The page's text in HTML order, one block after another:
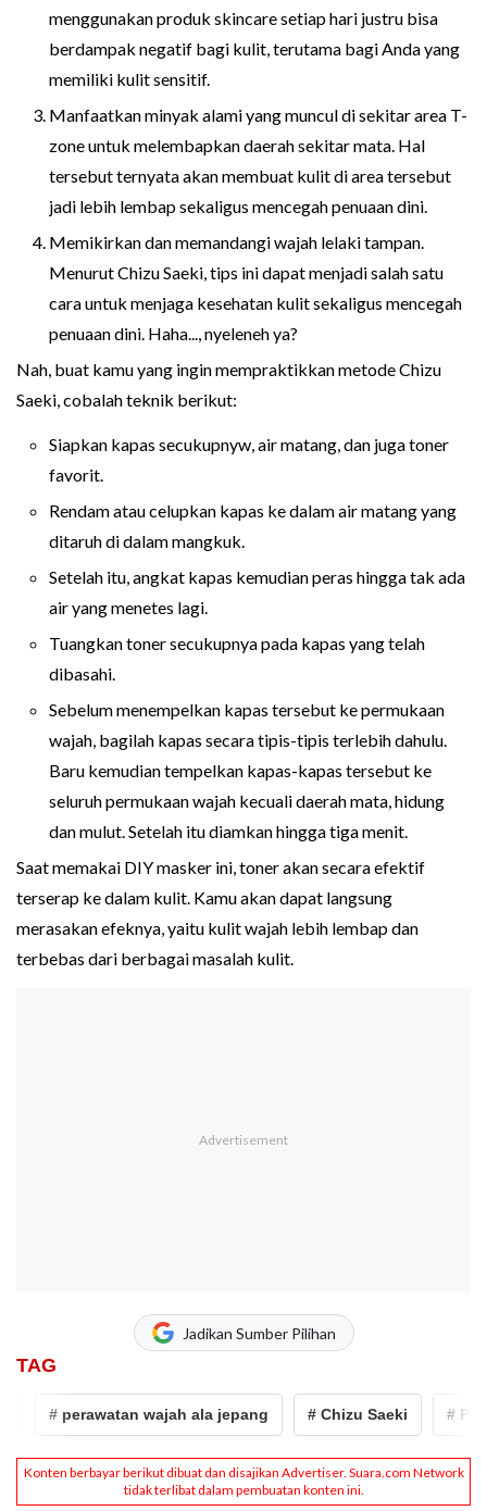
menggunakan produk skincare setiap hari justru bisa
berdampak negatif bagi kulit, terutama bagi Anda yang
memiliki kulit sensitif.
Manfaatkan minyak alami yang muncul di sekitar area T-
zone untuk melembapkan daerah sekitar mata. Hal
tersebut ternyata akan membuat kulit di area tersebut
jadi lebih lembap sekaligus mencegah penuaan dini.
Memikirkan dan memandangi wajah lelaki tampan.
Menurut Chizu Saeki, tips ini dapat menjadi salah satu
cara untuk menjaga kesehatan kulit sekaligus mencegah
penuaan dini. Haha..., nyeleneh ya?
Nah, buat kamu yang ingin mempraktikkan metode Chizu
Saeki, cobalah teknik berikut:
Siapkan kapas secukupnyw, air matang, dan juga toner
favorit.
Rendam atau celupkan kapas ke dalam air matang yang
ditaruh di dalam mangkuk.
Setelah itu, angkat kapas kemudian peras hingga tak ada
air yang menetes lagi.
Tuangkan toner secukupnya pada kapas yang telah
dibasahi.
Sebelum menempelkan kapas tersebut ke permukaan
wajah, bagilah kapas secara tipis-tipis terlebih dahulu.
Baru kemudian tempelkan kapas-kapas tersebut ke
seluruh permukaan wajah kecuali daerah mata, hidung
dan mulut. Setelah itu diamkan hingga tiga menit.
Saat memakai DIY masker ini, toner akan secara efektif
terserap ke dalam kulit. Kamu akan dapat langsung
merasakan efeknya, yaitu kulit wajah lebih lembap dan
terbebas dari berbagai masalah kulit.
Jadikan Sumber Pilihan
TAG
# perawatan wajah ala jepang # Chizu Saeki #